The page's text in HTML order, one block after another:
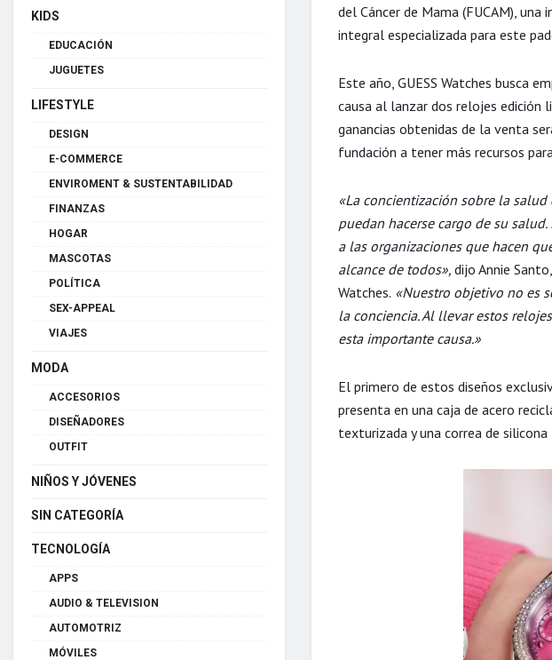
del Cáncer de Mama (FUCAM),
integral especializada para este
Este año, GUESS Watches busca
causa al lanzar dos relojes edición
ganancias obtenidas de la venta
fundación a tener más recursos
«La concientización sobre la
puedan hacerse cargo de su salud.
a las organizaciones que hacen
alcance de todos», dijo Annie
Watches. «Nuestro objetivo no es
la conciencia. Al llevar estos
esta importante causa.»
El primero de estos diseños
presenta en una caja de acero
texturizada y una correa de silicona
KIDS
EDUCACIÓN
JUGUETES
LIFESTYLE
DESIGN
E-COMMERCE
ENVIROMENT & SUSTENTABILIDAD
FINANZAS
HOGAR
MASCOTAS
POLÍTICA
SEX-APPEAL
VIAJES
MODA
ACCESORIOS
DISEÑADORES
OUTFIT
NIÑOS Y JÓVENES
SIN CATEGORÍA
TECNOLOGÍA
APPS
AUDIO & TELEVISION
AUTOMOTRIZ
MÓVILES